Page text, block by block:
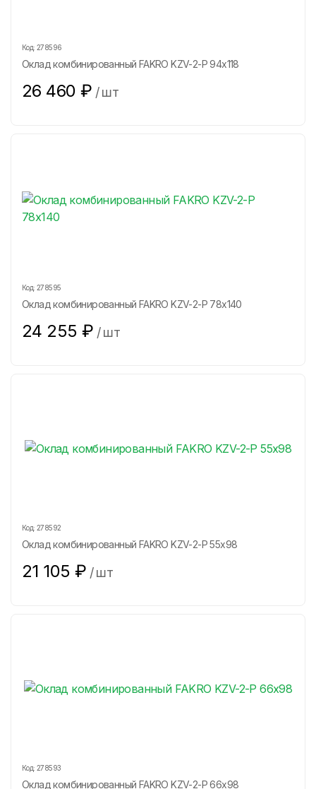
Код: 278596
Оклад комбинированный FAKRO KZV-2-P 94х118
26 460 ₽ /шт
Код: 278595
Оклад комбинированный FAKRO KZV-2-P 78х140
24 255 ₽ /шт
Код: 278592
Оклад комбинированный FAKRO KZV-2-P 55х98
21 105 ₽ /шт
Код: 278593
Оклад комбинированный FAKRO KZV-2-P 66х98